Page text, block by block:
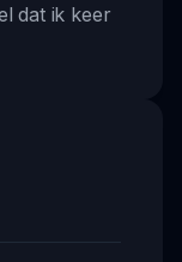
dat ik keer